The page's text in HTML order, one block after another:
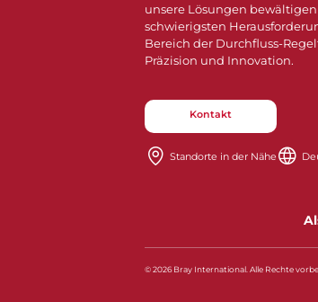
unsere Lösungen
schwierigsten
Bereich der Durchfluss-
Präzision und Innovation.
Kontakt
Standorte in der Nähe​​​​​​​
© 2026 Bray International. Alle Rechte